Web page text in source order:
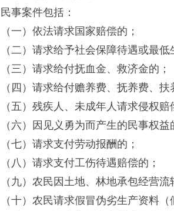
民事案件包括：
（一）依法请求国家赔偿的；
（二）请求给予社会保障待遇或最低
（三）请求给付抚血金、救济金的；
（四）请求给付赡养费、抚养费、扶
（五）残疾人、未成年人请求侵权赔
（六）因见义勇为而产生的民事权益
（七）请求支付劳动报酬的；
（八）请求支付工伤待遇赔偿的；
（九）农民因土地、林地承包经营流
（十）农民请求假冒伪劣生产资料